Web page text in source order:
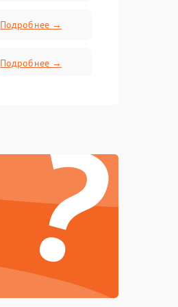
Подробнее →
Подробнее →
Подробнее →
Подробнее →
?